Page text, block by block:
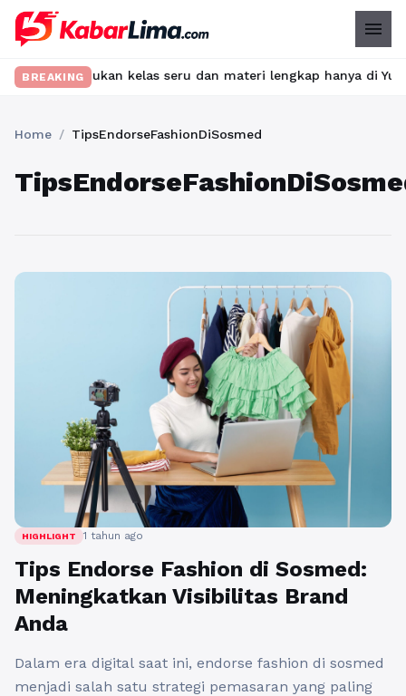
menu
BREAKING
Temukan kelas seru dan materi lengkap hanya di
Home / TipsEndorseFashionDiSosmed
HIGHLIGHT 1 tahun ago
Tips Endorse Fashion di Sosmed:
Meningkatkan Visibilitas Brand
Anda
Dalam era digital saat ini, endorse fashion di sosmed
menjadi salah satu strategi pemasaran yang paling